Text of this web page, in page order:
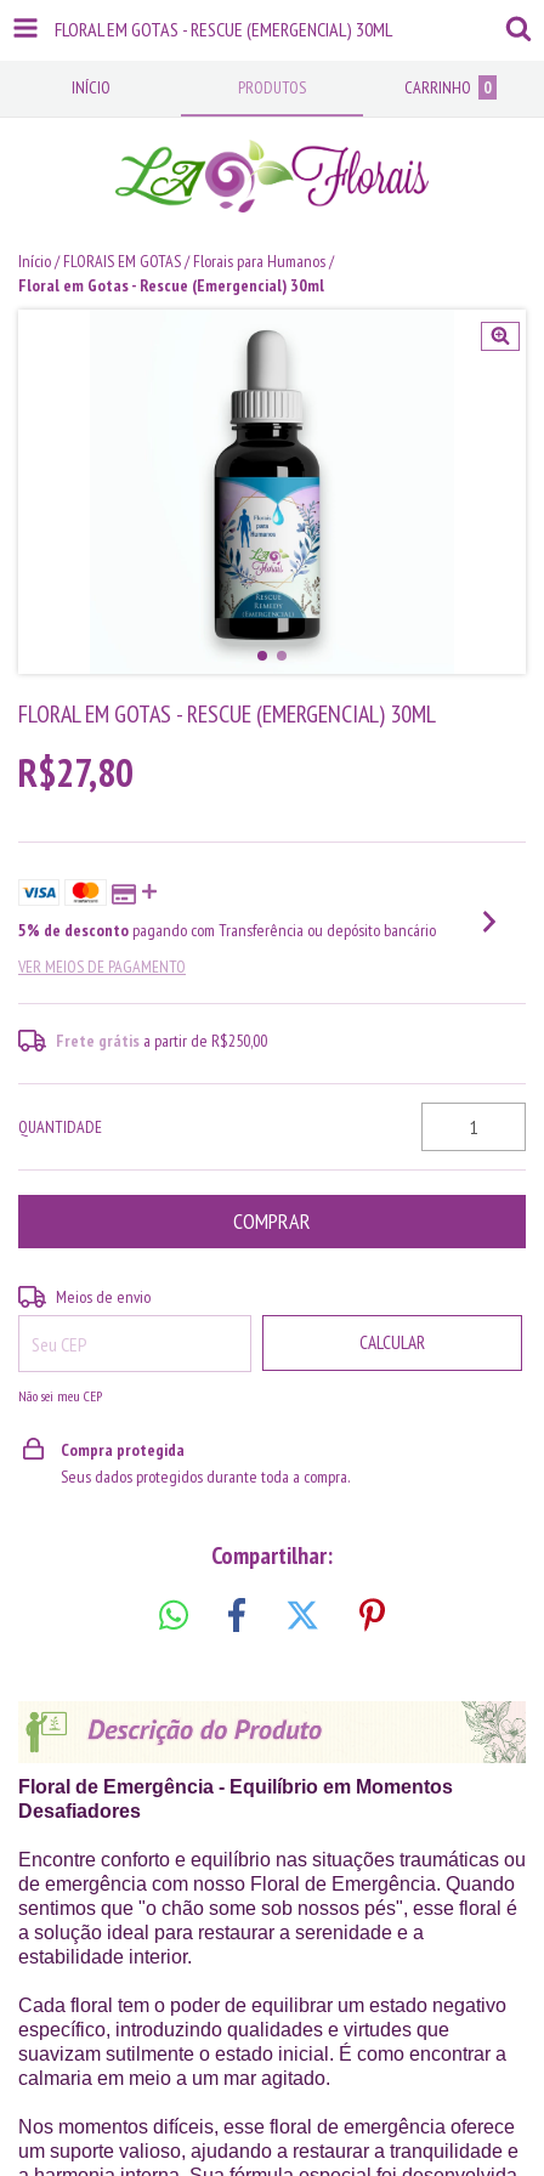
FLORAL EM GOTAS - RESCUE (EMERGENCIAL) 30ML
INÍCIO PRODUTOS CARRINHO 0
Início/ FLORAIS EM GOTAS/ Florais para Humanos/
Floral em Gotas - Rescue (Emergencial) 30ml
FLORAL EM GOTAS - RESCUE (EMERGENCIAL) 30ML
R$27,80
5% de desconto pagando com Transferência ou depósito bancário
VER MEIOS DE PAGAMENTO
Frete grátis a partir de R$250,00
QUANTIDADE
Entregas para o CEP:
Meios de envio
CALCULAR
Não sei meu CEP
Compra protegida
Seus dados protegidos durante toda a compra.
Compartilhar:
Floral de Emergência - Equilíbrio em Momentos
Desafiadores
Encontre conforto e equilíbrio nas situações traumáticas ou
de emergência com nosso Floral de Emergência. Quando
sentimos que "o chão some sob nossos pés", esse floral é
a solução ideal para restaurar a serenidade e a
estabilidade interior.
Cada floral tem o poder de equilibrar um estado negativo
específico, introduzindo qualidades e virtudes que
suavizam sutilmente o estado inicial. É como encontrar a
calmaria em meio a um mar agitado.
Nos momentos difíceis, esse floral de emergência oferece
um suporte valioso, ajudando a restaurar a tranquilidade e